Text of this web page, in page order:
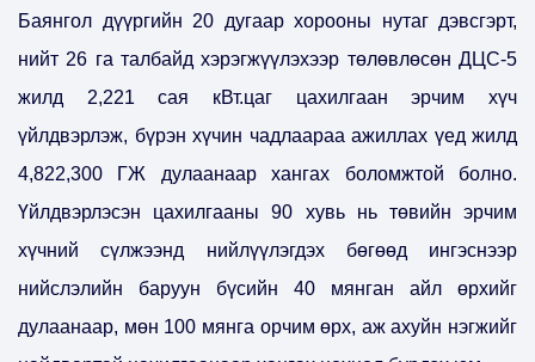
Баянгол дүүргийн 20 дугаар хорооны нутаг дэвсгэрт,
нийт 26 га талбайд хэрэгжүүлэхээр төлөвлөсөн ДЦС-5
жилд 2,221 сая кВт.цаг цахилгаан эрчим хүч
үйлдвэрлэж, бүрэн хүчин чадлаараа ажиллах үед жилд
4,822,300 ГЖ дулаанаар хангах боломжтой болно.
Үйлдвэрлэсэн цахилгааны 90 хувь нь төвийн эрчим
хүчний сүлжээнд нийлүүлэгдэх бөгөөд ингэснээр
нийслэлийн баруун бүсийн 40 мянган айл өрхийг
дулаанаар, мөн 100 мянга орчим өрх, аж ахуйн нэгжийг